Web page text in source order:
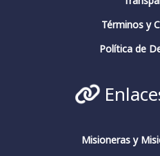
Términos y
Política de
Misioneras y